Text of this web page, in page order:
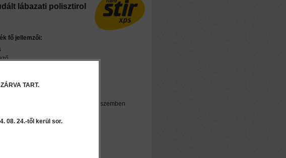
lábazati polisztirol
fő jellemzői:
szemben
olvadáspont közti ingadozásokkal szemben
ZÁRVA TART.
08. 24.-től kerül sor.